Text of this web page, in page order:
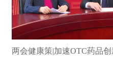
两会健康策|加速OTC药品